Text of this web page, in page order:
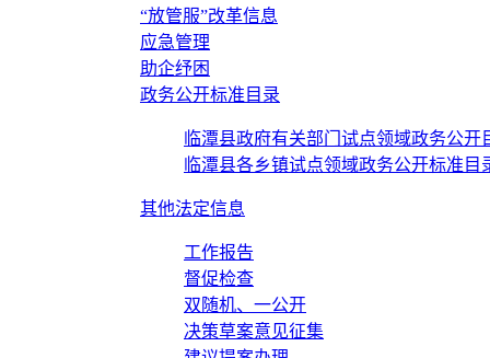
“放管服”改革信息
应急管理
助企纾困
政务公开标准目录
临潭县政府有关部门试点领域政务公开
临潭县各乡镇试点领域政务公开标准目
其他法定信息
工作报告
督促检查
双随机、一公开
决策草案意见征集